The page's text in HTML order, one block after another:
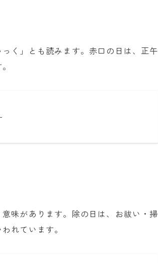
く」とも読みます。赤口の日は、正午
味があります。除の日は、お祓い・掃
れています。